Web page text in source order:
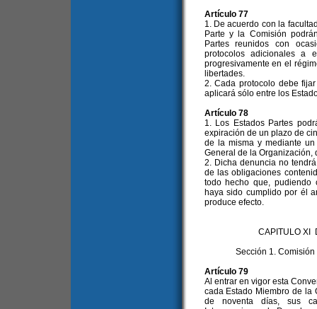
Artículo 77
1. De acuerdo con la
Parte y la Comisión
Partes reunidos con
protocolos adicionales a
progresivamente en el
libertades.
2. Cada protocolo debe
aplicará sólo entre los
Artículo 78
1. Los Estados Partes
expiración de un plazo de
de la misma y mediante
General de la Organización,
2. Dicha denuncia no
de las obligaciones
todo hecho que, pudiendo
haya sido cumplido por él
produce efecto.
CAPITULO XI
Sección 1.
Artículo 79
Al entrar en vigor esta
cada Estado Miembro de la
de noventa días, sus